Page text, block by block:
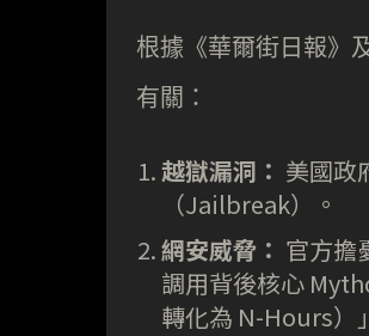
根據《華爾街日報》
有關：
越獄漏洞： 美國政
（Jailbreak）。
網安威脅： 官方擔
調用背後核心
轉化為 N-Hours）